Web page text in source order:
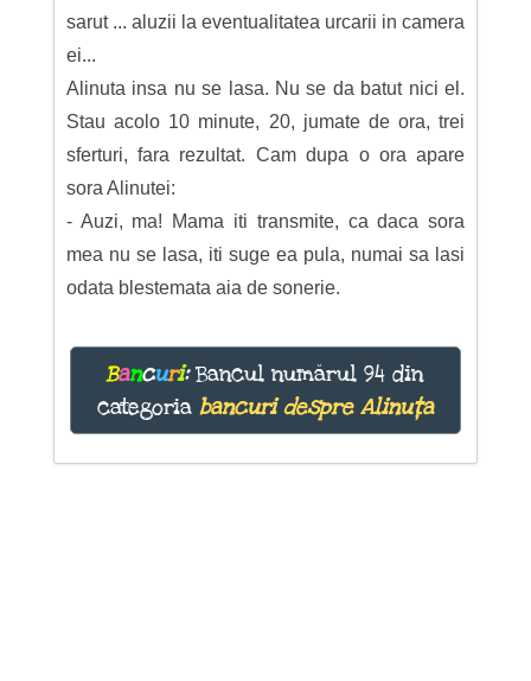
sarut ... aluzii la eventualitatea urcarii in camera
ei...
Alinuta insa nu se lasa. Nu se da batut nici el.
Stau acolo 10 minute, 20, jumate de ora, trei
sferturi, fara rezultat. Cam dupa o ora apare
sora Alinutei:
- Auzi, ma! Mama iti transmite, ca daca sora
mea nu se lasa, iti suge ea pula, numai sa lasi
odata blestemata aia de sonerie.
Bancuri:Bancul numărul 94 din
categoria bancuri despre Alinuța